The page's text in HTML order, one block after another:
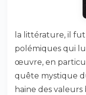
la littérature, il
polémiques qui
œuvre, en
quête mystique
haine des